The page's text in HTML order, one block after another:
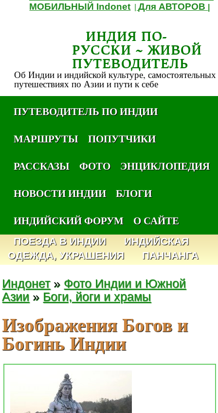
МОБИЛЬНЫЙ Indonet |Для АВТОРОВ
ИНДИЯ ПО-
РУССКИ ~ ЖИВОЙ
ПУТЕВОДИТЕЛЬ
Об Индии и индийской культуре, самостоятельных
путешествиях по Азии и пути к себе
ПУТЕВОДИТЕЛЬ ПО ИНДИИ
МАРШРУТЫ
ПОПУТЧИКИ
РАССКАЗЫ
ФОТО
ЭНЦИКЛОПЕДИЯ
НОВОСТИ ИНДИИ
БЛОГИ
ИНДИЙСКИЙ ФОРУМ
О САЙТЕ
ПОЕЗДА В ИНДИИ
ИНДИЙСКАЯ
ОДЕЖДА, УКРАШЕНИЯ
ПАНЧАНГА
Индонет» Фото Индии и Южной
Азии » Боги, йоги и храмы
Изображения Богов и
Богинь Индии